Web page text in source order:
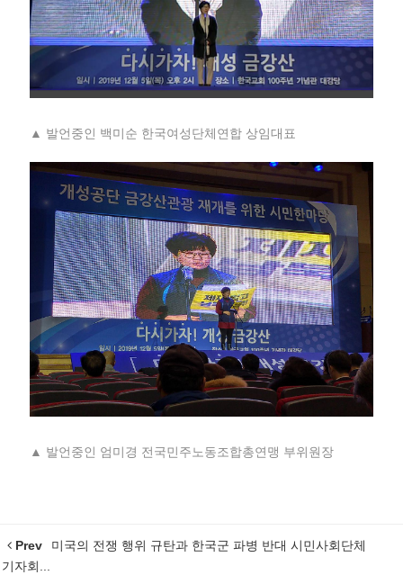
▲ 발언중인 백미순 한국여성단체연합 상임대표
▲ 발언중인 엄미경 전국민주노동조합총연맹 부위원장
Prev
미국의 전쟁 행위 규탄과 한국군 파병 반대 시민사회단체
기자회...